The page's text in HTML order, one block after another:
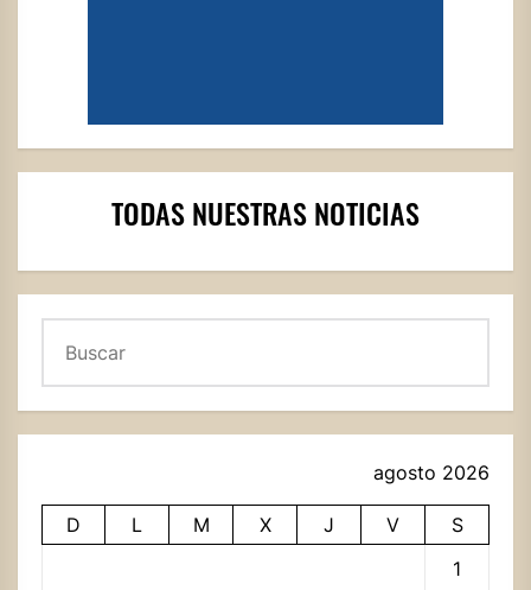
TODAS NUESTRAS NOTICIAS
agosto 2026
D L M X J V
S
1